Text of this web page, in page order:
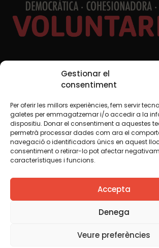
Gestionar el
consentiment
Per oferir les millors experiències, fem servir
galetes per emmagatzemar i/o accedir a la
dispositiu. Donar el consentiment a aquestes
permetrà processar dades com ara el
navegació o identificadors únics en aquest
consentiment o retirar-lo pot afectar
característiques i funcions.
Accepta
Denega
Veure preferències
Xarxes Socials
TWT YTB IG FB IN
Avís legalPolítica de cookies
Creiem que el coneixement s’ha de
fem servir una llicència Creative
algun material indiquem el contrari. Us
redistribuir, remesclar o transformar i
comercial. Només us demanem que
l’autoria de la creació original.